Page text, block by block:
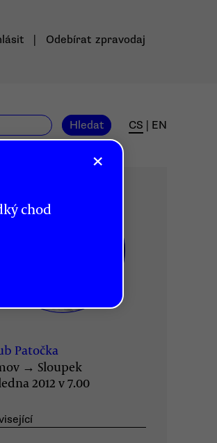
Odebírat zpravodaj
Hledat CS EN
Patočka
→ Sloupek
2012 v 7.00
×
chod